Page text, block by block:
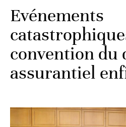
Evénements
convention du
assurantiel